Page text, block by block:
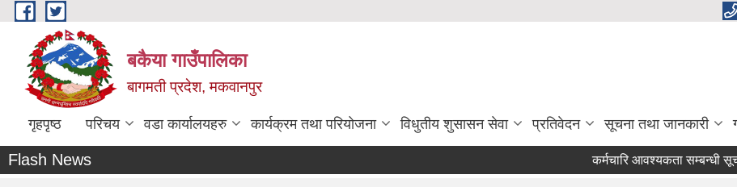
Skip to main content
बकैया गाउँपालिका
बागमती प्रदेश, मकवानपुर
गृहपृष्ठ परिचय वडा कार्यालयहरु कार्यक्रम तथा परियोजना विधुतीय शुसासन सेवा प्रतिवेदन सूचना तथा जानकारी
Flash News कर्मचारि आवश्यकता सम्बन्धी